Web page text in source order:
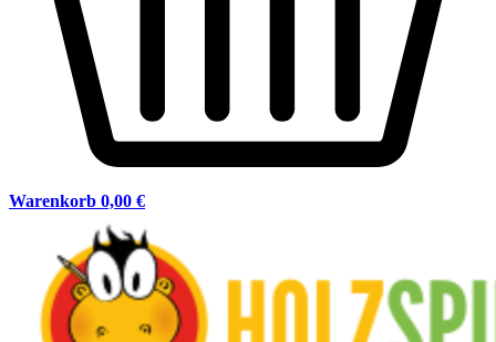
Warenkorb 0,00 €